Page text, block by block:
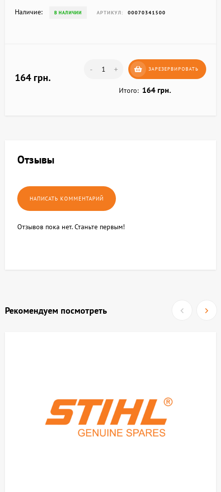
Наличие: В НАЛИЧИИ АРТИКУЛ: 00070341500
164 грн.
- + ЗАРЕЗЕРВИРОВАТЬ
Итого: 164 грн.
Отзывы
Отзывов пока нет. Станьте первым!
Рекомендуем посмотреть